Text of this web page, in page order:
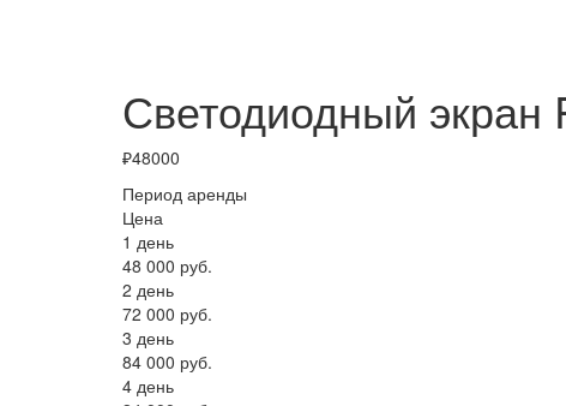
Светодиодный экран
₽48000
Период аренды
Цена
1 день
48 000 руб.
2 день
72 000 руб.
3 день
84 000 руб.
4 день